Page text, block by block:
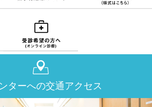
ターへの交通アクセス